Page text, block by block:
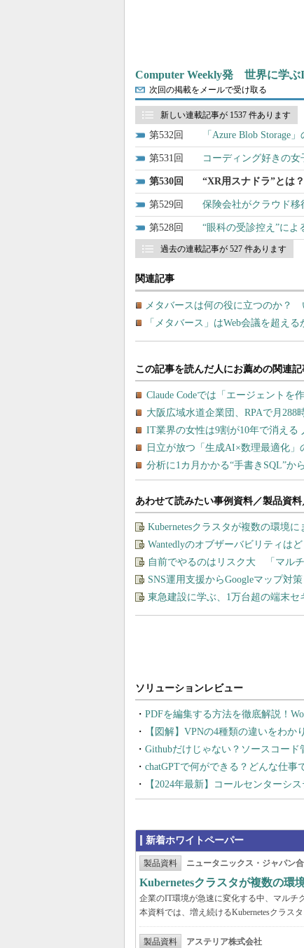
Computer Weekly発 世界に学ぶ
次回の掲載をメールで受け取る
新しい連載記事が 1537 件あります
532 「Azure Blob Storage
531 コーディング好きの
530 “XR用スナドラ”とは
529 保険会社がクラウド
528 “眼科の受診控え”に
過去の連載記事が 527 件あります
関連記事
メタバースは何の役に立つのか？
「メタバース」はWeb会議を超え
あわせて読みたい事例資料／製品資料
Kubernetesクラスタが複数の環境
Wantedlyのオブザーバビリティは
自前でやるのはリスク大 「マル
SNS運用支援からGoogleマップ対
東急建設に学ぶ、1万台超の端末
PDFを編集する方法を徹底解説！
【図解】VPNの4種類の違いをわ
Githubだけじゃない？ソースコー
chatGPTで何ができる？どんな仕事
【2024年最新】コールセンターシ
新着ホワイトペーパー
製品資料 ニュータニックス・ジャパン
Kubernetesクラスタが複数の環
企業のIT環境が急速に変化する中、マルチ
本資料では、増え続けるKubernetesクラス
製品資料 アステリア株式会社